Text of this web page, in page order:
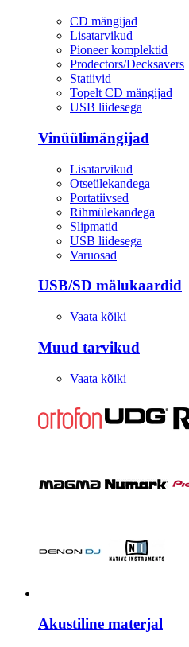
CD mängijad
Lisatarvikud
Pioneer komplektid
Prodectors/Decksavers
Statiivid
Topelt CD mängijad
USB liidesega
Vinüülimängijad
Lisatarvikud
Otseülekandega
Portatiivsed
Rihmülekandega
Slipmatid
USB liidesega
Varuosad
USB/SD mälukaardid
Vaata kõiki
Muud tarvikud
Vaata kõiki
Akustiline materjal